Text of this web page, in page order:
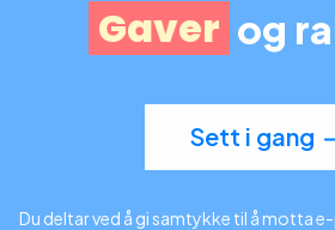
Gaver og
Sett i gang
Du deltar ved å gi samtykke til å motta